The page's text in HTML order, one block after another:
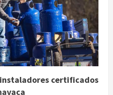
instaladores certificados